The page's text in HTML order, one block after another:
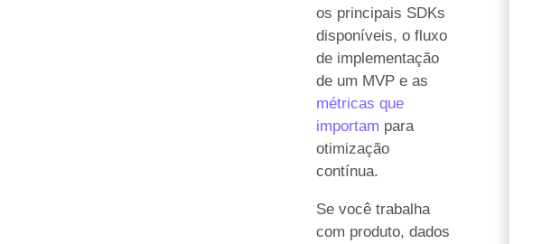
os principais SDKs
disponíveis, o fluxo
de implementação
de um MVP e as
métricas que
importam para
otimização
contínua.
Se você trabalha
com produto, dados